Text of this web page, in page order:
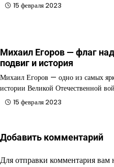
15 февраля 2023
Михаил Егоров — флаг
подвиг и история
Михаил Егоров — одно из самых
истории Великой Отечественной
15 февраля 2023
Добавить комментарий
Для отправки комментария вам